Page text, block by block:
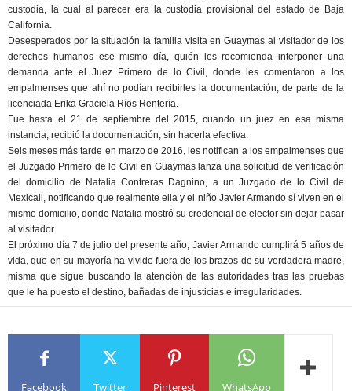
custodia, la cual al parecer era la custodia provisional del estado de Baja
California.
Desesperados por la situación la familia visita en Guaymas al visitador de los
derechos humanos ese mismo día, quién les recomienda interponer una
demanda ante el Juez Primero de lo Civil, donde les comentaron a los
empalmenses que ahí no podían recibirles la documentación, de parte de la
licenciada Erika Graciela Ríos Rentería.
Fue hasta el 21 de septiembre del 2015, cuando un juez en esa misma
instancia, recibió la documentación, sin hacerla efectiva.
Seis meses más tarde en marzo de 2016, les notifican a los empalmenses que
el Juzgado Primero de lo Civil en Guaymas lanza una solicitud de verificación
del domicilio de Natalia Contreras Dagnino, a un Juzgado de lo Civil de
Mexicali, notificando que realmente ella y el niño Javier Armando sí viven en el
mismo domicilio, donde Natalia mostró su credencial de elector sin dejar pasar
al visitador.
El próximo día 7 de julio del presente año, Javier Armando cumplirá 5 años de
vida, que en su mayoría ha vivido fuera de los brazos de su verdadera madre,
misma que sigue buscando la atención de las autoridades tras las pruebas
que le ha puesto el destino, bañadas de injusticias e irregularidades.
Facebook Twitter Pinterest WhatsApp